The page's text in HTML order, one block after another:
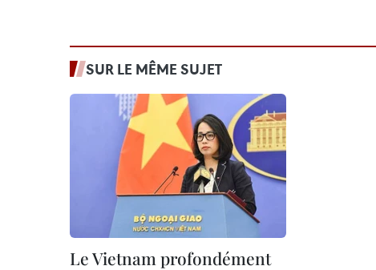
SUR LE MÊME SUJET
Le Vietnam profondément